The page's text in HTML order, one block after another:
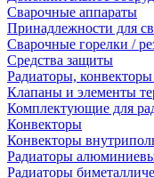
Сварочные аппараты
Принадлежности для
Сварочные горелки /
Средства защиты
Радиаторы,
Клапаны и элементы
Комплектующие для
Конвекторы
Конвекторы
Радиаторы
Радиаторы